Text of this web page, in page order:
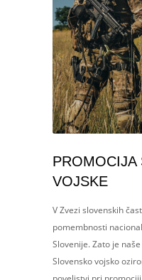
PROMOCIJA
VOJSKE
V Zvezi slovenskih
pomembnosti
Slovenije. Zato je
Slovensko vojsko